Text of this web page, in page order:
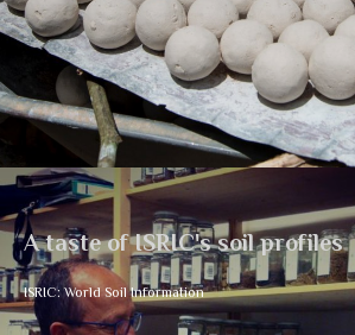
A taste of ISRIC's soil profiles
ISRIC: World Soil Information